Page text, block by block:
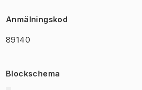
Anmälningskod
89140
Blockschema